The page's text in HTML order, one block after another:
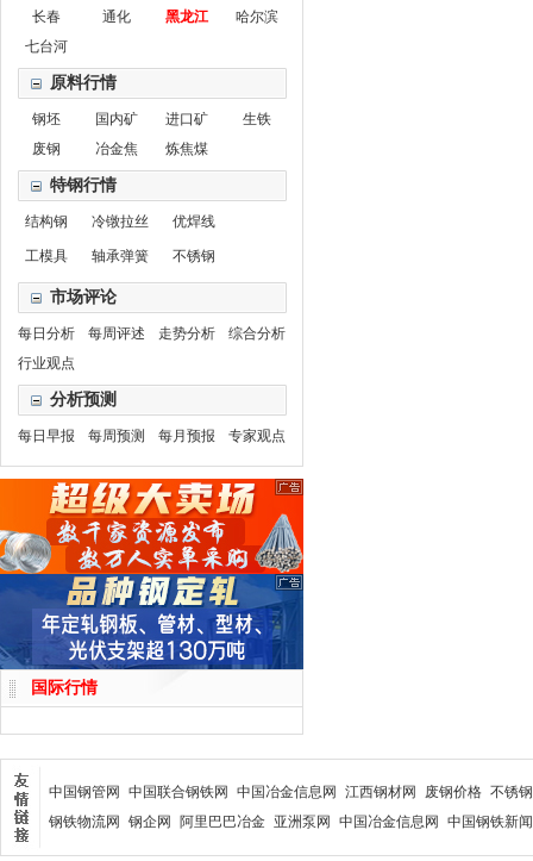
长春
通化 黑龙江
哈尔滨
七台河
原料行情
钢坯 国内矿 进口矿
生铁
废钢
冶金焦 炼焦煤
特钢行情
结构钢 冷镦拉丝 优焊线
工模具 轴承弹簧 不锈钢
市场评论
每日分析 每周评述 走势分析
综合分析
行业观点
分析预测
每日早报 每周预测 每月预报 专家观点
国际行情
中国钢管网 中国联合钢铁网 中国冶金信息网 江西钢材网 废钢价格 不锈钢
钢铁物流网
钢企网 阿里巴巴冶金 亚洲泵网 中国冶金信息网 中国钢铁新